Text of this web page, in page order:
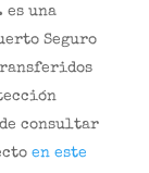
es una
Seguro
consultar
en este